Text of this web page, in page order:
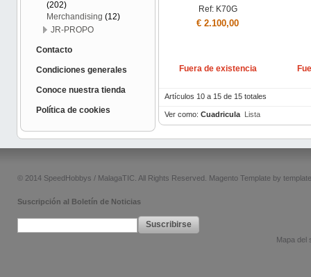
Ref: K70G
€ 2.100,00
Fuera de existencia
Artículos 10 a 15 de 15 totales
Ver como: Cuadricula Lista
(202)
Merchandising (12)
JR-PROPO
Contacto
Condiciones generales
Conoce nuestra tienda
Política de cookies
© 2014 SpeedHobbys / MalagaTIC. All Rights Reserved. Magento Template by
Suscripción al Boletín de Noticias
Suscribirse
Mapa del